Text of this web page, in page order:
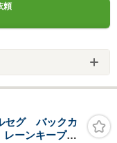
頼
セグ バックカ
ーンキープア